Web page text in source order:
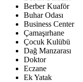
Berber Kuaför
Buhar Odası
Business Center
Çamaşırhane
Çocuk Kulübü
Dağ Manzarası
Doktor
Eczane
Ek Yatak